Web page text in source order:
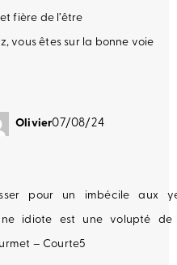
fière de l’être
vous êtes sur la bonne voie
Olivier07/08/24
pour un imbécile aux
idiote est une volupté de
– Courte5